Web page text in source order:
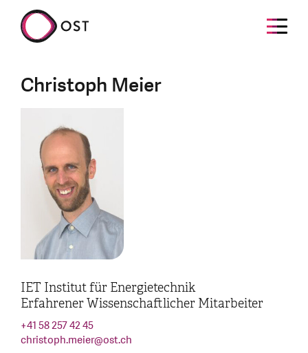
Christoph Meier
IET Institut für Energietechnik
Erfahrener Wissenschaftlicher Mitarbeiter
+41 58 257 42 45
christoph.meier@ost.ch